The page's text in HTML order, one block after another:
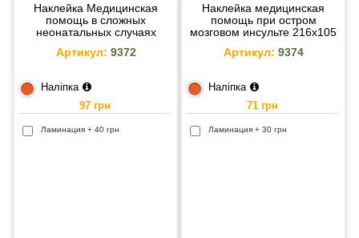
Наклейка Медицинская
помощь в сложных
неонатальных случаях
Артикул: 9372
Наліпка
97 грн
Ламинация + 40 грн
Наклейка медицинская
помощь при остром
мозговом инсульте 216х105
Артикул: 9374
Наліпка
71 грн
Ламинация + 30 грн